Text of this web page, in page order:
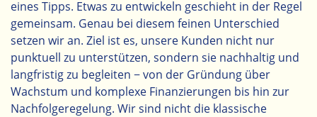
eines Tipps. Etwas zu entwickeln geschieht in der Regel
gemeinsam. Genau bei diesem feinen Unterschied
setzen wir an. Ziel ist es, unsere Kunden nicht nur
punktuell zu unterstützen, sondern sie nachhaltig und
langfristig zu begleiten − von der Gründung über
Wachstum und komplexe Finanzierungen bis hin zur
Nachfolgeregelung. Wir sind nicht die klassische